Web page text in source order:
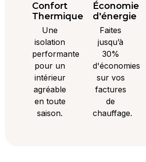
Confort
Thermique
Une
isolation
performante
pour un
intérieur
agréable
en toute
saison.
Économie
d'énergie
Faites
jusqu’à
30%
d'économies
sur vos
factures
de
chauffage.